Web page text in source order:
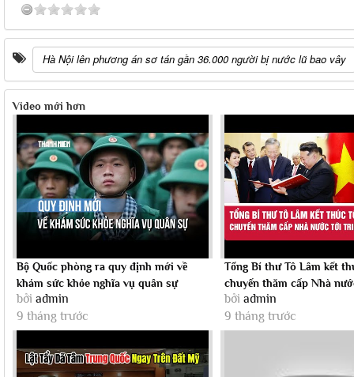
Hà Nội lên phương án sơ tán gần 36.000 người bị nước lũ bao vây
Video mới hơn
Bộ Quốc phòng ra quy định mới về
khám sức khỏe nghĩa vụ quân sự
bởi admin
9 tháng trước
Tổng Bí thư Tô Lâm kết
chuyến thăm cấp Nhà
Tiên...
bởi admin
9 tháng trước